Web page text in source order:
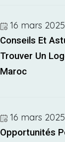
16 mars 2025
Conseils Et
Trouver Un
Maroc
16 mars 2025
Opportunités